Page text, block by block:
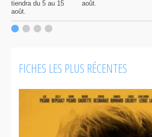
tiendra du 5 au 15
août.
août.
FICHES LES PLUS RÉCENTES